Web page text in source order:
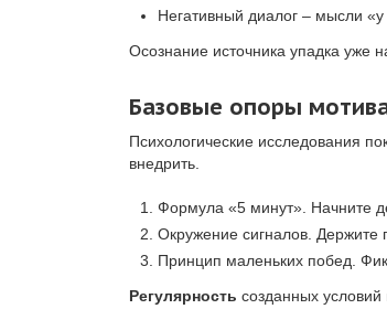
Негативный диалог – мысли
Осознание источника упадка уже
Базовые опоры
Психологические исследования
внедрить.
Формула «5 минут». Начните
Окружение сигналов. Держите
Принцип маленьких побед.
Регулярность созданных